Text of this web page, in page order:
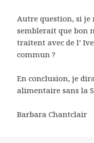
Autre question, si je
semblerait que bon
traitent avec de l’
commun ?
En conclusion, je
alimentaire sans la
Barbara Chantclair